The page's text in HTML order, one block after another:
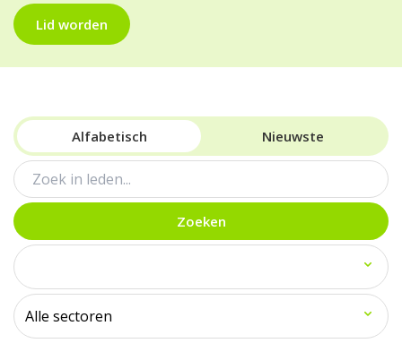
Lid worden
Zoeken
Alfabetisch Nieuwste